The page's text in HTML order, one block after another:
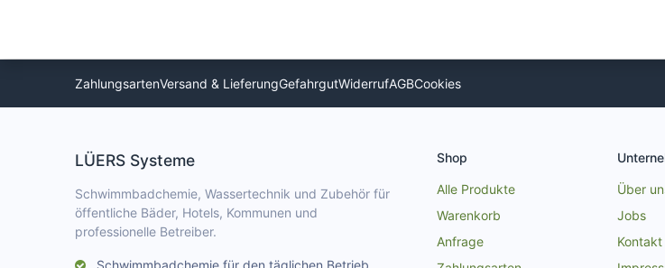
ZahlungsartenVersand & LieferungGefahrgutWiderrufAGBCookies
LÜERS Systeme
Schwimmbadchemie, Wassertechnik und Zubehör für
öffentliche Bäder, Hotels, Kommunen und
professionelle Betreiber.
Schwimmbadchemie für den täglichen Betrieb
Shop
Alle Produkte
Warenkorb
Anfrage
Über
Jobs
Kontakt